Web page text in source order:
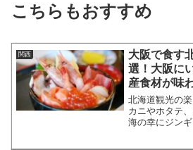
こちらもおすすめ
関西
大阪で食す
選！大阪に
産食材が味
北海道観光の
カニやホタテ
海の幸にジン